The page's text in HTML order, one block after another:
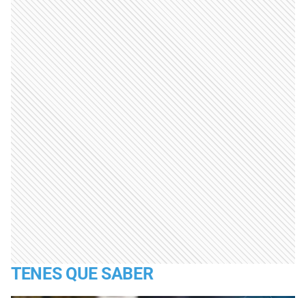
TENES QUE SABER